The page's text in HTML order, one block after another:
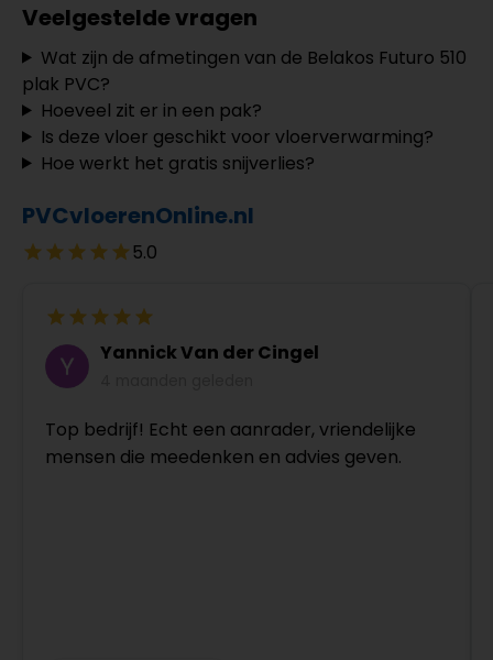
Veelgestelde vragen
Wat zijn de afmetingen van de Belakos Futuro 510
plak PVC?
Hoeveel zit er in een pak?
Is deze vloer geschikt voor vloerverwarming?
Hoe werkt het gratis snijverlies?
PVCvloerenOnline.nl
5.0
Yannick Van der Cingel
Top bedrijf! Echt een aanrader, vriendelijke
mensen die meedenken en advies geven.